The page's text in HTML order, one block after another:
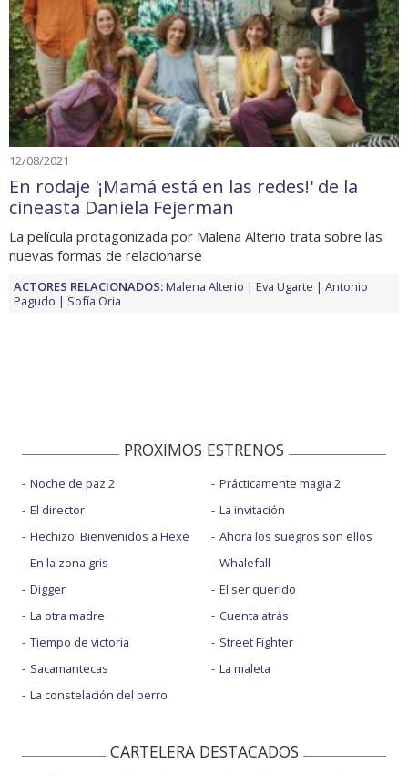
12/08/2021
En rodaje '¡Mamá está en las redes!' de la
cineasta Daniela Fejerman
La película protagonizada por Malena Alterio trata sobre las
nuevas formas de relacionarse
ACTORES RELACIONADOS:Malena Alterio Eva Ugarte
Antonio
Pagudo
Sofía Oria
PROXIMOS ESTRENOS
Noche de paz 2
El director
Hechizo: Bienvenidos a Hexe
En la zona gris
Digger
La otra madre
Tiempo de victoria
Sacamantecas
La constelación del perro
Prácticamente magia 2
La invitación
Ahora los suegros son ellos
Whalefall
El ser querido
Cuenta atrás
Street Fighter
La maleta
CARTELERA DESTACADOS